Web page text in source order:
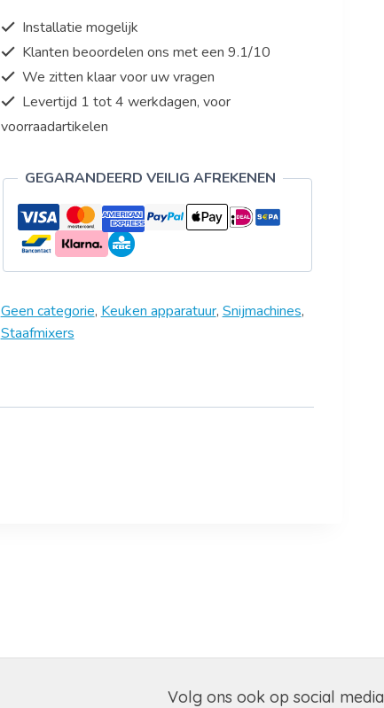
Installatie mogelijk
Klanten beoordelen ons met een 9.1/10
We zitten klaar voor uw vragen
Levertijd 1 tot 4 werkdagen, voor
voorraadartikelen
GEGARANDEERD VEILIG AFREKENEN
Geen categorie, Keuken apparatuur, Snijmachines,
Staafmixers
Volg ons ook op social media